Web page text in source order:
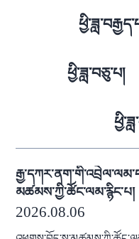
ཕྱི་ཟླ་བཅུ་པ།
མཚམས་ཀྱི་ཚོང་ལམ་རྙིང་པ།
2026.08.06